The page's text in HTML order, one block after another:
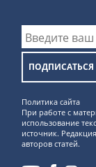
Политика сайта
При работе с
использование
источник.
авторов статей.